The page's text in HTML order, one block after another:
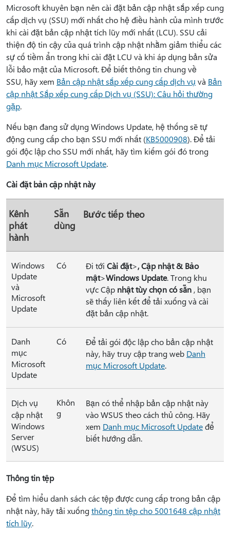
Microsoft khuyên bạn nên cài đặt bản cập nhật sắp xếp cung
cấp dịch vụ (SSU) mới nhất cho hệ điều hành của mình trước
khi cài đặt bản cập nhật tích lũy mới nhất (LCU). SSU cải
thiện độ tin cậy của quá trình cập nhật nhằm giảm thiểu các
sự cố tiềm ẩn trong khi cài đặt LCU và khi áp dụng bản sửa
lỗi bảo mật của Microsoft. Để biết thông tin chung về
SSU, hãy xem Bản cập nhật sắp xếp cung cấp dịch vụ và Bản
cập nhật Sắp xếp cung cấp Dịch vụ (SSU): Câu hỏi thường
gặp.
Nếu bạn đang sử dụng Windows Update, hệ thống sẽ tự
động cung cấp cho bạn SSU mới nhất (KB5000908). Để tải
gói độc lập cho SSU mới nhất, hãy tìm kiếm gói đó trong
Danh mục Microsoft Update.
Cài đặt bản cập nhật này
Kênh
phát
hành
Sẵn
dùng
Bước tiếp theo
Windows
Update
và
Microsoft
Update
Có Đi tới Cài đặt>, Cập nhật & Bảo
mật>Windows Update. Trong khu
vực Cập nhật tùy chọn có sẵn , bạn
sẽ thấy liên kết để tải xuống và cài
đặt bản cập nhật.
Danh
mục
Microsoft
Update
Có
Để tải gói độc lập cho bản cập nhật
này, hãy truy cập trang web Danh
mục Microsoft Update.
Dịch vụ
cập nhật
Windows
Server
(WSUS)
Khôn
g
Bạn có thể nhập bản cập nhật này
vào WSUS theo cách thủ công. Hãy
xem Danh mục Microsoft Updateđể
biết hướng dẫn.
Thông tin tệp
Để tìm hiểu danh sách các tệp được cung cấp trong bản cập
nhật này, hãy tải xuốngthông tin tệp cho 5001648 cập nhật
tích lũy.